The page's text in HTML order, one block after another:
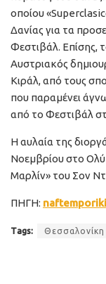
οποίου
Δανίας για τα
Φεστιβάλ. Επίσης,
Αυστριακός
Κιράλ, από τους
που παραμένει
από το Φεστιβάλ
Η αυλαία της
Νοεμβρίου στο
Μαρλίν» του Σον
ΠΗΓΗ:
Tags: Θεσσαλονίκη